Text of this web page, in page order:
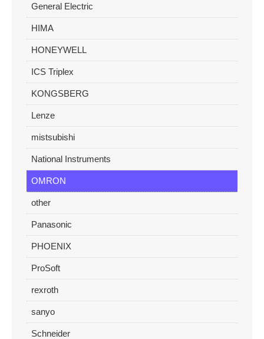
General Electric
HIMA
HONEYWELL
ICS Triplex
KONGSBERG
Lenze
mistsubishi
National Instruments
OMRON
other
Panasonic
PHOENIX
ProSoft
rexroth
sanyo
Schneider